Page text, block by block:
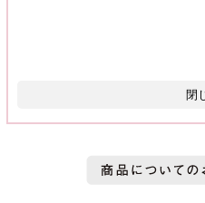
閉